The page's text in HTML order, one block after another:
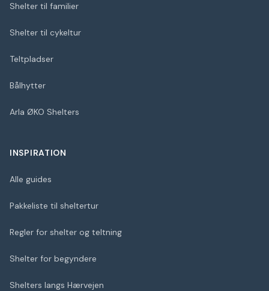
Shelter til familier
Shelter til cykeltur
Teltpladser
Bålhytter
Arla ØKO Shelters
INSPIRATION
Alle guides
Pakkeliste til sheltertur
Regler for shelter og teltning
Shelter for begyndere
Shelters langs Hærvejen